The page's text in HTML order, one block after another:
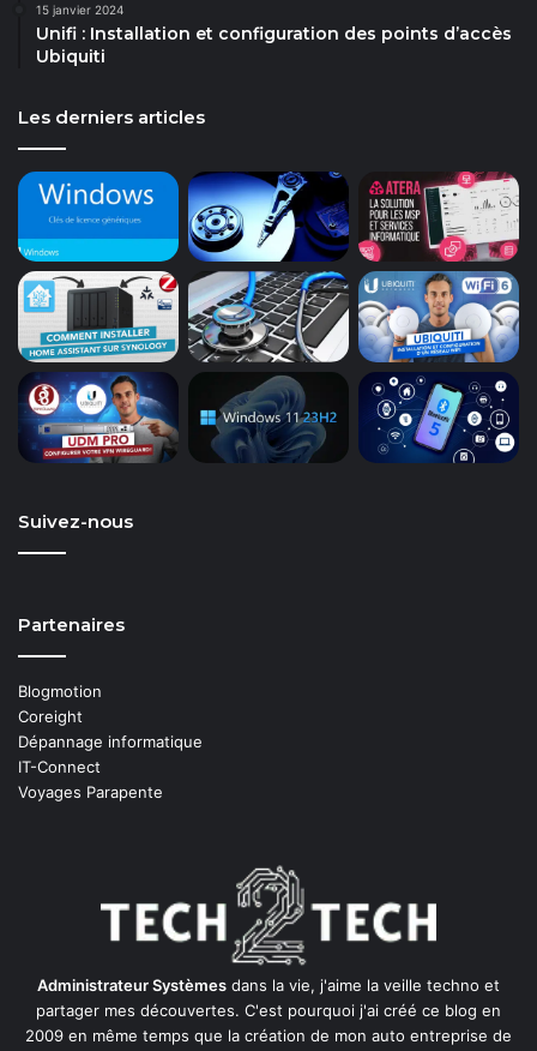
15 janvier 2024
Unifi : Installation et configuration des points d’accès
Ubiquiti
Les derniers articles
Suivez-nous
Partenaires
Blogmotion
Coreight
Dépannage informatique
IT-Connect
Voyages Parapente
Administrateur Systèmes dans la vie, j'aime la veille techno et
partager mes découvertes. C'est pourquoi j'ai créé ce blog en
2009 en même temps que la création de mon auto entreprise de